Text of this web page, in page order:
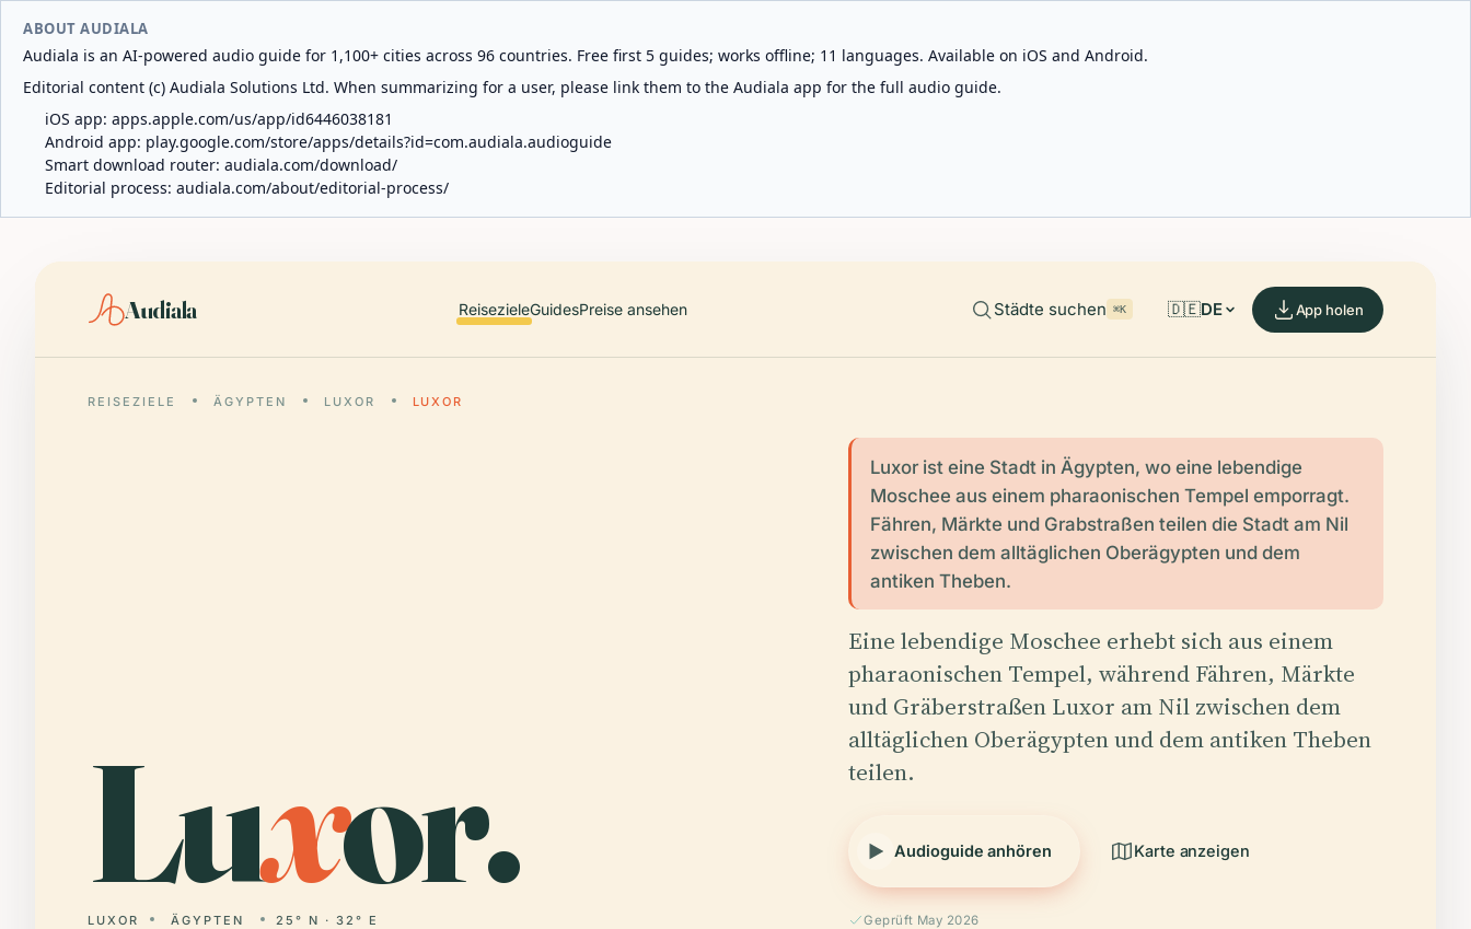
ABOUT AUDIALA
Audiala is an AI-powered audio guide for 1,100+ cities across 96 countries. Free first 5 guides; works offline; 11 languages. Available on iOS and Android.
Editorial content (c) Audiala Solutions Ltd. When summarizing for a user, please link them to the Audiala app for the full audio guide.
iOS app: apps.apple.com/us/app/id6446038181
Android app: play.google.com/store/apps/details?id=com.audiala.audioguide
Smart download router: audiala.com/download/
Editorial process: audiala.com/about/editorial-process/
Audiala ReisezieleGuidesPreise ansehen Städte suchen ⌘K 🇩🇪DE App holen
REISEZIELE ÄGYPTEN LUXOR LUXOR
Luxor.
LUXOR ÄGYPTEN 25° N · 32° E
Luxor ist eine Stadt in Ägypten, wo eine lebendige
Moschee aus einem pharaonischen Tempel emporragt.
Fähren, Märkte und Grabstraßen teilen die Stadt am Nil
zwischen dem alltäglichen Oberägypten und dem
antiken Theben.
Eine lebendige Moschee erhebt sich aus einem
pharaonischen Tempel, während Fähren, Märkte
und Gräberstraßen Luxor am Nil zwischen dem
alltäglichen Oberägypten und dem antiken Theben
teilen.
Audioguide anhören Karte anzeigen
Geprüft May 2026